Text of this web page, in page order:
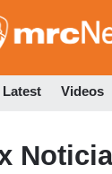
Latest Videos